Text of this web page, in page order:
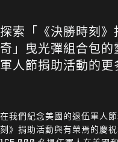
探索「《決勝時刻》
奇」曳光彈組合包
軍人節捐助活動的更
在我們紀念美國的退伍軍人
刻》捐助活動與有榮焉的慶